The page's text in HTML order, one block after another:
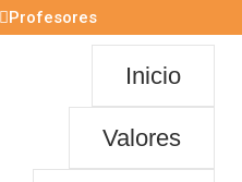
Profesores
Inicio
Valores